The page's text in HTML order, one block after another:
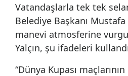
Vatandaşlarla tek tek
Belediye Başkanı
manevi atmosferine
Yalçın, şu ifadeleri
“Dünya Kupası